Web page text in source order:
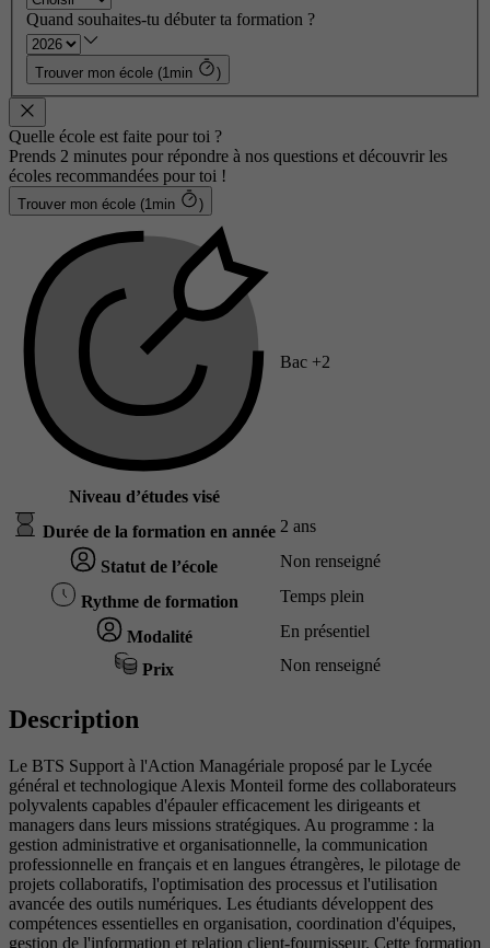
Quand souhaites-tu débuter ta formation ?
Trouver mon école (1min )
Quelle école est faite pour toi ?
Prends 2 minutes pour répondre à nos questions et découvrir les
écoles recommandées pour toi !
Trouver mon école (1min )
Niveau d’études visé
Bac +2
Durée de la formation en année 2 ans
Statut de l’école Non renseigné
Rythme de formation Temps plein
Modalité En présentiel
Prix Non renseigné
Description
Le BTS Support à l'Action Managériale proposé par le Lycée
général et technologique Alexis Monteil forme des collaborateurs
polyvalents capables d'épauler efficacement les dirigeants et
managers dans leurs missions stratégiques. Au programme : la
gestion administrative et organisationnelle, la communication
professionnelle en français et en langues étrangères, le pilotage de
projets collaboratifs, l'optimisation des processus et l'utilisation
avancée des outils numériques. Les étudiants développent des
compétences essentielles en organisation, coordination d'équipes,
gestion de l'information et relation client-fournisseur. Cette formation